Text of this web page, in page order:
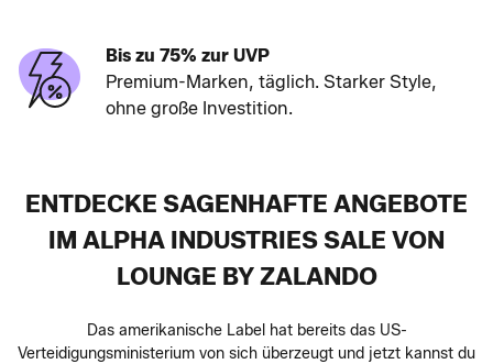
Bis zu 75% zur UVP
Premium-Marken, täglich. Starker Style,
ohne große Investition.
ENTDECKE SAGENHAFTE ANGEBOTE
IM ALPHA INDUSTRIES SALE VON
LOUNGE BY ZALANDO
Das amerikanische Label hat bereits das US-
Verteidigungsministerium von sich überzeugt und jetzt kannst du